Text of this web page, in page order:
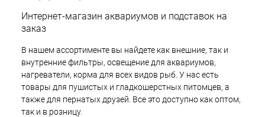
Интернет-магазин аквариумов и подставок на
заказ
В нашем ассортименте вы найдете как внешние, так и
внутренние фильтры, освещение для аквариумов,
нагреватели, корма для всех видов рыб. У нас есть
товары для пушистых и гладкошерстных питомцев, а
также для пернатых друзей. Все это доступно как оптом,
так и в розницу.